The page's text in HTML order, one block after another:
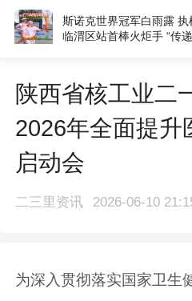
斯诺克世界冠军白雨露 执
临渭区站首棒火炬手 “传
陕西省核工业二
2026年全面提升
启动会
二三里资讯 2026-06-10
为深入贯彻落实国家卫生